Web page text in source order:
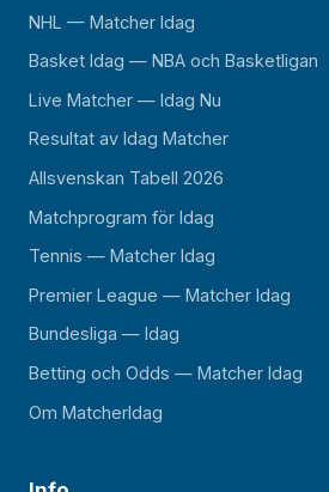
NHL — Matcher Idag
Basket Idag — NBA och Basketligan
Live Matcher — Idag Nu
Resultat av Idag Matcher
Allsvenskan Tabell 2026
Matchprogram för Idag
Tennis — Matcher Idag
Premier League — Matcher Idag
Bundesliga — Idag
Betting och Odds — Matcher Idag
Om MatcherIdag